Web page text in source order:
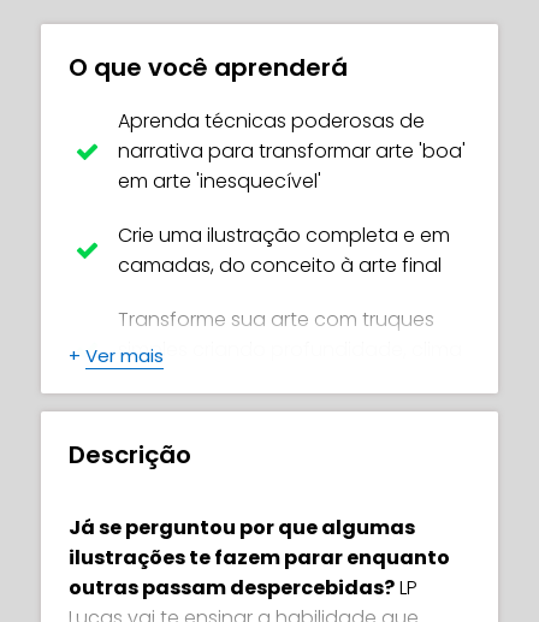
O que você aprenderá
Aprenda técnicas poderosas de
narrativa para transformar arte 'boa'
em arte 'inesquecível'
Crie uma ilustração completa e em
camadas, do conceito à arte final
Transforme sua arte com truques
simples criando profundidade, clima
intencionalmente para guiar o olhar
Crie esboços em miniatura para
testar ideias de forma rápida e fácil
+ Ver mais
Descrição
Já se perguntou por que algumas
ilustrações te fazem parar enquanto
outras passam despercebidas?LP